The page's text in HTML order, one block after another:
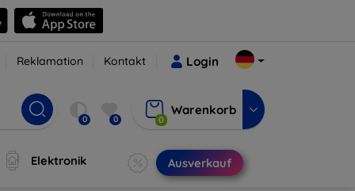
Reklamation Kontakt Login
0 0 0
Warenkorb
Elektronik Ausverkauf